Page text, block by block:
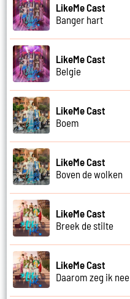
LikeMe Cast
Banger hart
LikeMe Cast
Belgie
LikeMe Cast
Boem
LikeMe Cast
Boven de wolken
LikeMe Cast
Breek de stilte
LikeMe Cast
Daarom zeg ik nee